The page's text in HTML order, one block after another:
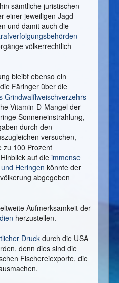
sämtliche juristischen
einer jeweiligen Jagd
und damit auch die
völkerrechtlich
bleibt ebenso ein
Färinger über die
Grindwalflweischverzehrs
Vitamin-D-Mangel der
Sonneneinstrahlung,
durch den
versuchen,
zu 100 Prozent
auf dieimmense
Heringen könnte der
abgegeben
Aufmerksamkeit der
herzustellen.
Druckdurch die USA
denn dies sind die
Fischereiexporte, die